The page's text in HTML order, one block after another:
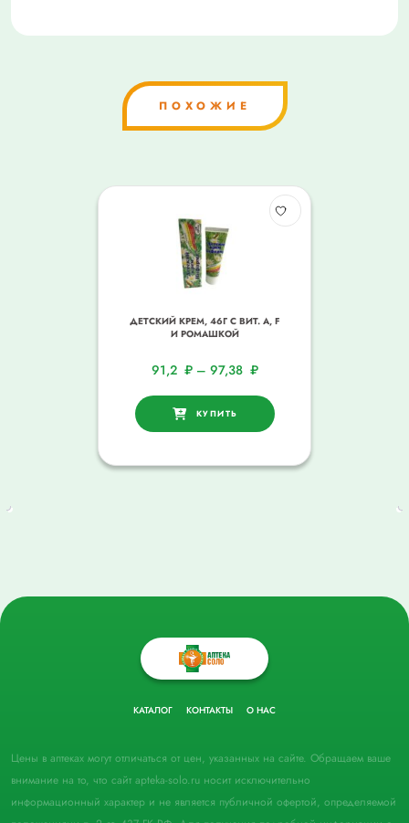
ПОХОЖИЕ
ДЕТСКИЙ КРЕМ, 46Г С ВИТ. A, F
И РОМАШКОЙ
91,2 ₽ – 97,38 ₽
КУПИТЬ
КАТАЛОГ КОНТАКТЫ О НАС
Цены в аптеках могут отличаться от цен, указанных на сайте. Обращаем ваше
внимание на то, что сайт apteka-solo.ru носит исключительно
информационный характер и не является публичной офертой, определяемой